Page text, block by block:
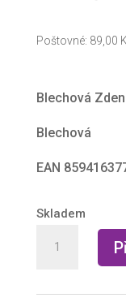
Poštovné: 89,00
Blechová
Blechová
EAN
Skladem